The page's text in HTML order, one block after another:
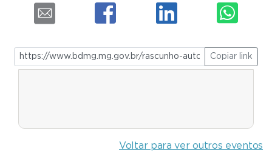
Copiar link
Voltar para ver outros eventos